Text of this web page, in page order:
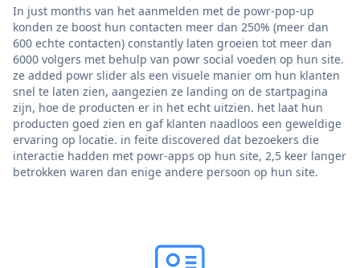
In just months van het aanmelden met de powr-pop-up
konden ze boost hun contacten meer dan 250% (meer dan
600 echte contacten) constantly laten groeien tot meer dan
6000 volgers met behulp van powr social voeden op hun site.
ze added powr slider als een visuele manier om hun klanten
snel te laten zien, aangezien ze landing on de startpagina
zijn, hoe de producten er in het echt uitzien. het laat hun
producten goed zien en gaf klanten naadloos een geweldige
ervaring op locatie. in feite discovered dat bezoekers die
interactie hadden met powr-apps op hun site, 2,5 keer langer
betrokken waren dan enige andere persoon op hun site.